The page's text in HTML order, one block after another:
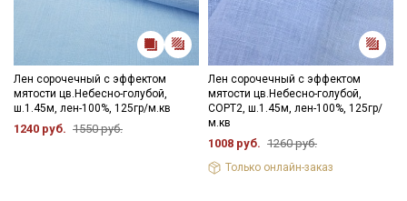
Лен сорочечный с эффектом
мятости цв.Небесно-голубой,
ш.1.45м, лен-100%, 125гр/м.кв
1240 руб. 1550 руб.
Лен сорочечный с эффектом
мятости цв.Небесно-голубой,
СОРТ2, ш.1.45м, лен-100%, 125гр/
м.кв
1008 руб. 1260 руб.
Только онлайн-заказ